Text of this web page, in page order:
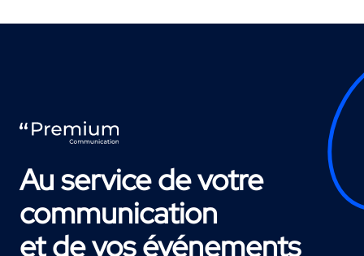
Au service de votre
communication
et de vos événements